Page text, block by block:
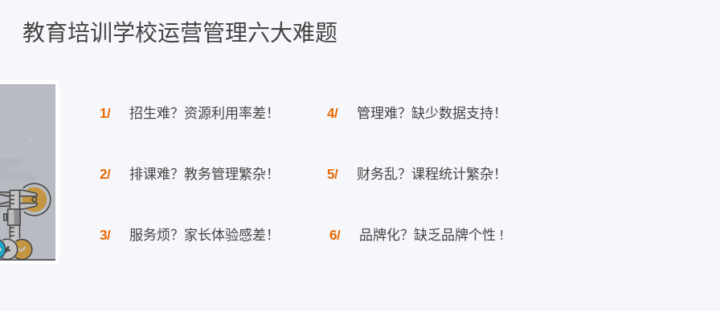
教育培训学校运营管理六大难题
1/ 招生难？资源利用率差！
2/ 排课难？教务管理繁杂！
3/ 服务烦？家长体验感差！
4/ 管理难？缺少数据支持！
5/ 财务乱？课程统计繁杂！
6/ 品牌化？缺乏品牌个性 !